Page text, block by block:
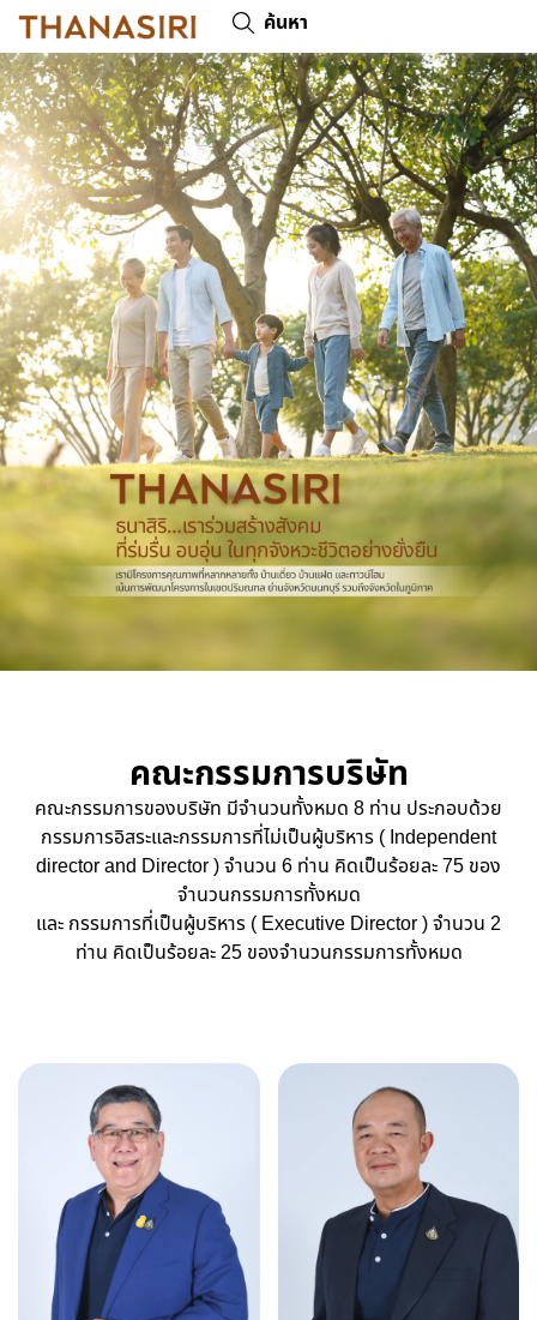
ค้นหา
คณะกรรมการบริษัท
คณะกรรมการของบริษัท มีจำนวนทั้งหมด 8 ท่าน ประกอบด้วย
กรรมการอิสระและกรรมการที่ไม่เป็นผู้บริหาร ( Independent
director and Director ) จำนวน 6 ท่าน คิดเป็นร้อยละ 75 ของ
จำนวนกรรมการทั้งหมด
และ กรรมการที่เป็นผู้บริหาร ( Executive Director ) จํานวน 2
ท่าน คิดเป็นร้อยละ 25 ของจํานวนกรรมการทั้งหมด